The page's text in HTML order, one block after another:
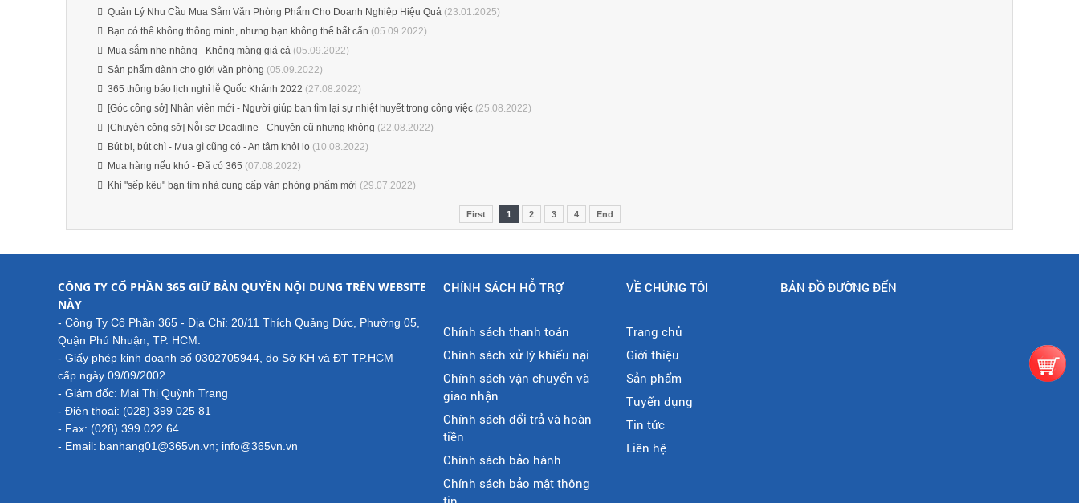
Quản Lý Nhu Cầu Mua Sắm Văn Phòng Phẩm Cho Doanh Nghiệp Hiệu Quả (23.01.2025)
Bạn có thể không thông minh, nhưng bạn không thể bất cẩn (05.09.2022)
Mua sắm nhẹ nhàng - Không màng giá cả (05.09.2022)
Sản phẩm dành cho giới văn phòng (05.09.2022)
365 thông báo lịch nghỉ lễ Quốc Khánh 2022 (27.08.2022)
[Góc công sở] Nhân viên mới - Người giúp bạn tìm lại sự nhiệt huyết trong công việc (25.08.2022)
[Chuyện công sở] Nỗi sợ Deadline - Chuyện cũ nhưng không (22.08.2022)
Bút bi, bút chì - Mua gì cũng có - An tâm khỏi lo (10.08.2022)
Mua hàng nếu khó - Đã có 365 (07.08.2022)
Khi "sếp kêu" bạn tìm nhà cung cấp văn phòng phẩm mới (29.07.2022)
First 1 2 3 4 End
CÔNG TY CỔ PHẦN 365 GIỮ BẢN QUYỀN NỘI DUNG TRÊN WEBSITE
NÀY
- Công Ty Cổ Phần 365 - Địa Chỉ: 20/11 Thích Quảng Đức, Phường 05,
Quận Phú Nhuận, TP. HCM.
- Giấy phép kinh doanh số 0302705944, do Sở KH và ĐT TP.HCM
cấp ngày 09/09/2002
- Giám đốc: Mai Thị Quỳnh Trang
- Điện thoại: (028) 399 025 81
- Fax: (028) 399 022 64
- Email: banhang01@365vn.vn; info@365vn.vn
CHÍNH SÁCH HỖ TRỢ
Chính sách thanh toán
Chính sách xử lý khiếu nại
Chính sách vận chuyển và
giao nhận
Chính sách đổi trả và hoàn
tiền
Chính sách bảo hành
Chính sách bảo mật thông
VỀ CHÚNG TÔI
Trang chủ
Giới thiệu
Sản phẩm
Tuyển dụng
Tin tức
Liên hệ
BẢN ĐỒ ĐƯỜNG ĐẾN